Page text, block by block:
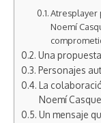
Atresplayer
Noemí
Una
Personajes
La
Noemí
Un mensaje